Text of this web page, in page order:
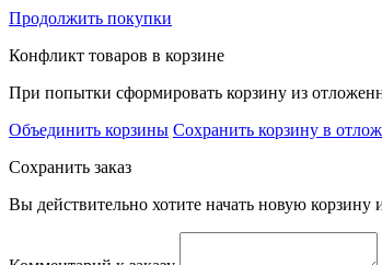
Продолжить покупки
Конфликт товаров в корзине
При попытки сформировать корзину из
Объединить корзины Сохранить корзину в
Сохранить заказ
Вы действительно хотите начать новую корзину